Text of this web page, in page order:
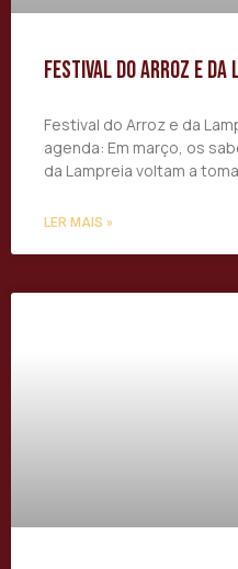
Festival do Arroz e da
Festival do Arroz e da
agenda: Em março, os
da Lampreia voltam a
LER MAIS »